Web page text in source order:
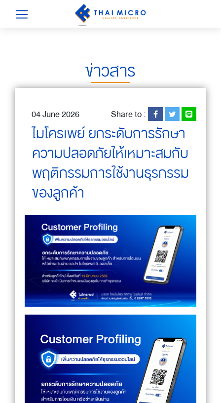
ข่าวสาร
04 June 2026 Share to :
ไมโครเพย์ ยกระดับการรักษา
ความปลอดภัยให้เหมาะสมกับ
พฤติกรรมการใช้งานธุรกรรม
ของลูกค้า